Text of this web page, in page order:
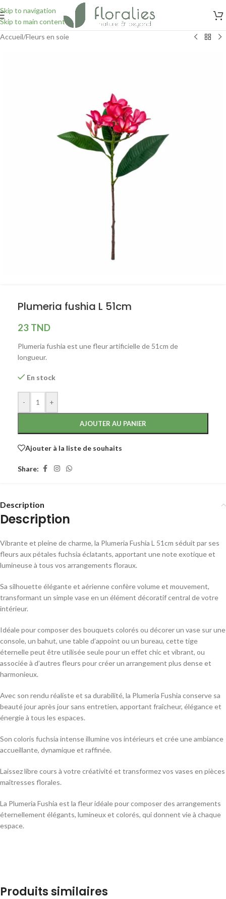
Skip to navigation
Skip to main content
Accueil/Fleurs en soie
Plumeria fushia L 51cm
23 TND
Plumeria fushia est une fleur artificielle de 51cm de
longueur.
En stock
- +
AJOUTER AU PANIER
Ajouter à la liste de souhaits
Share:
Description
Description
Vibrante et pleine de charme, la Plumeria Fushia L 51cm séduit par ses
fleurs aux pétales fuchsia éclatants, apportant une note exotique et
lumineuse à tous vos arrangements floraux.
Sa silhouette élégante et aérienne confère volume et mouvement,
transformant un simple vase en un élément décoratif central de votre
intérieur.
Idéale pour composer des bouquets colorés ou décorer un vase sur une
console, un bahut, une table d’appoint ou un bureau, cette tige
éternelle peut être utilisée seule pour un effet chic et vibrant, ou
associée à d’autres fleurs pour créer un arrangement plus dense et
harmonieux.
Avec son rendu réaliste et sa durabilité, la Plumeria Fushia conserve sa
beauté jour après jour sans entretien, apportant fraîcheur, élégance et
énergie à tous les espaces.
Son coloris fuchsia intense illumine vos intérieurs et crée une ambiance
accueillante, dynamique et raffinée.
Laissez libre cours à votre créativité et transformez vos vases en pièces
maîtresses florales.
La Plumeria Fushia est la fleur idéale pour composer des arrangements
éternellement élégants, lumineux et colorés, qui donnent vie à chaque
espace.
Produits similaires